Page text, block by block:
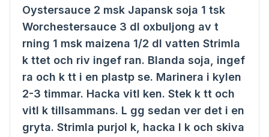
Oystersauce 2 msk Japansk soja 1 tsk
Worchestersauce 3 dl oxbuljong av t
rning 1 msk maizena 1/2 dl vatten Strimla
k ttet och riv ingef ran. Blanda soja, ingef
ra och k tt i en plastp se. Marinera i kylen
2-3 timmar. Hacka vitl ken. Stek k tt och
vitl k tillsammans. L gg sedan ver det i en
gryta. Strimla purjol k, hacka l k och skiva